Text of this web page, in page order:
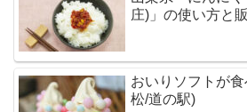
庄)」の使い方と
おいりソフトが
松/道の駅)